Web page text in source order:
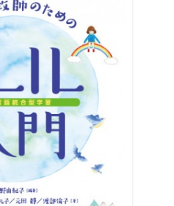
け
コンピューター
カセットテープ・ＣＤ
カード・ゲーム・絵教材
絵本・子ども向け補助
図表